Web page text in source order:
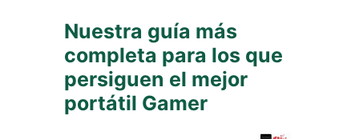
Nuestra guía más
completa para los que
persiguen el mejor
portátil Gamer